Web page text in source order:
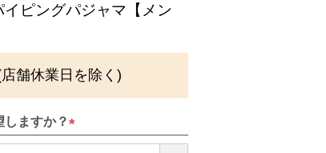
ピングパジャマ【メン
舗休業日を除く)
ますか？
(